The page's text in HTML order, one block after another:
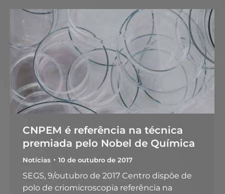
CNPEM é referência na técnica
premiada pelo Nobel de Química
Notícias 10 de outubro de 2017
SEGS, 9/outubro de 2017 Centro dispõe de
polo de criomicroscopia referência na